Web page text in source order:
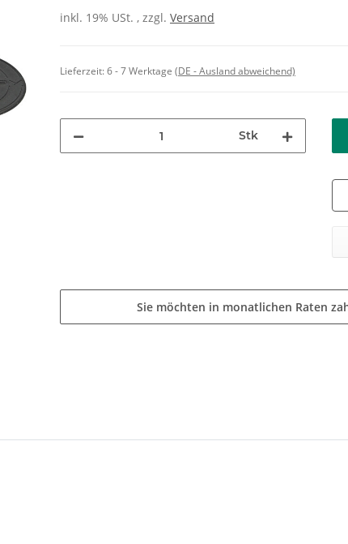
inkl. 19% USt. , zzgl. Versand
Lieferzeit:6 - 7 Werktage (DE - Ausland abweichend)
Stk
Sie möchten in monatlichen Raten